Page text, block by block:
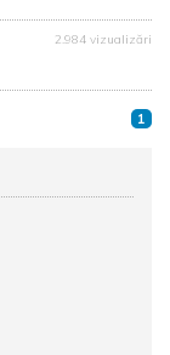
2.984 vizualizări
1